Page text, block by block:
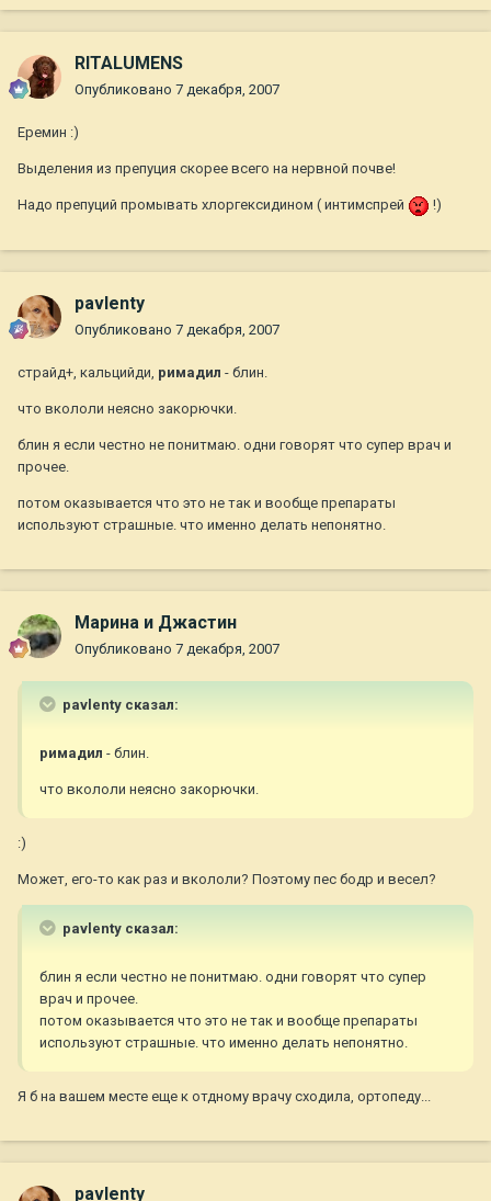
RITALUMENS
Опубликовано 7 декабря, 2007
Еремин :)
Выделения из препуция скорее всего на нервной почве!
Надо препуций промывать хлоргексидином ( интимспрей !)
pavlenty
Опубликовано 7 декабря, 2007
страйд+, кальцийди, римадил - блин.
что вкололи неясно закорючки.
блин я если честно не понитмаю. одни говорят что супер врач и
прочее.
потом оказывается что это не так и вообще препараты
используют страшные. что именно делать непонятно.
Марина и Джастин
Опубликовано 7 декабря, 2007
pavlenty сказал:
римадил - блин.
что вкололи неясно закорючки.
:)
Может, его-то как раз и вкололи? Поэтому пес бодр и весел?
pavlenty сказал:
блин я если честно не понитмаю. одни говорят что супер
врач и прочее.
потом оказывается что это не так и вообще препараты
используют страшные. что именно делать непонятно.
Я б на вашем месте еще к отдному врачу сходила, ортопеду...
pavlenty